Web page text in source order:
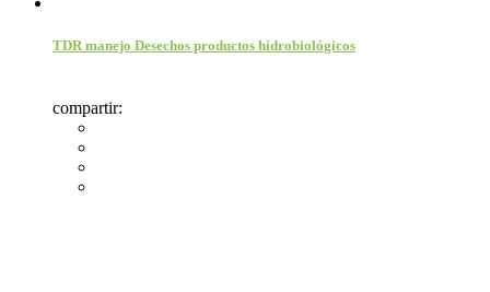
TDR manejo Desechos productos hidrobiológicos
compartir: